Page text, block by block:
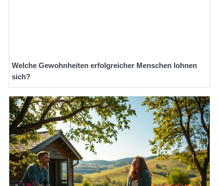
Welche Gewohnheiten erfolgreicher Menschen lohnen
sich?